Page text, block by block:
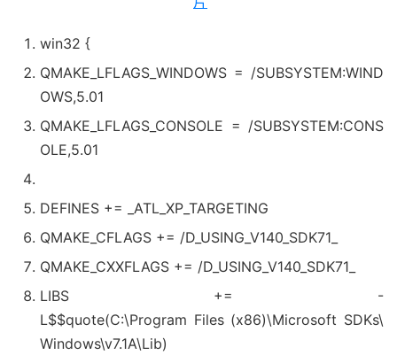
win32 {
QMAKE_LFLAGS_WINDOWS = /SUBSYSTEM:WIND
OWS,5.01
QMAKE_LFLAGS_CONSOLE = /SUBSYSTEM:CONS
OLE,5.01
DEFINES += _ATL_XP_TARGETING
QMAKE_CFLAGS += /D_USING_V140_SDK71_
QMAKE_CXXFLAGS += /D_USING_V140_SDK71_
LIBS += -
L$$quote(C:\Program Files (x86)\Microsoft SDKs\
Windows\v7.1A\Lib)